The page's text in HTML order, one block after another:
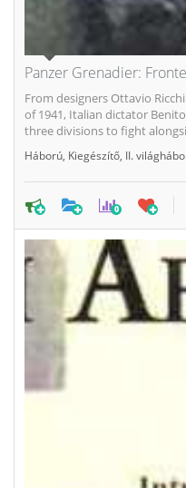
Panzer Grenadier:
From designers Ottavio
of 1941, Italian dictator
three divisions to fight
Háború Kiegészítő II.
0